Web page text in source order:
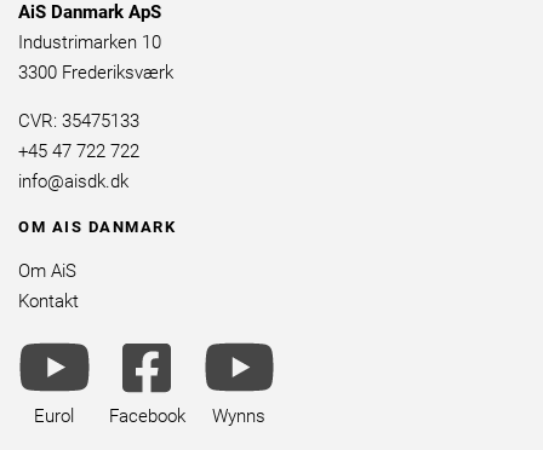
AiS Danmark ApS
Industrimarken 10
3300 Frederiksværk
CVR: 35475133
+45 47 722 722
info@aisdk.dk
OM AIS DANMARK
Om AiS
Kontakt
youtube
brands
Eurol
facebook
square
brands
Facebook
Wynns